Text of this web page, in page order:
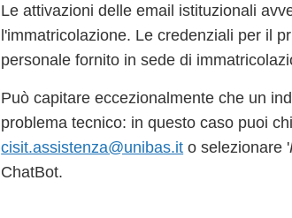
Le attivazioni delle email istituzionali
l'immatricolazione. Le credenziali per il
personale fornito in sede di
Può capitare eccezionalmente che un
problema tecnico: in questo caso puoi
cisit.assistenza@unibas.it o selezionare '
ChatBot.